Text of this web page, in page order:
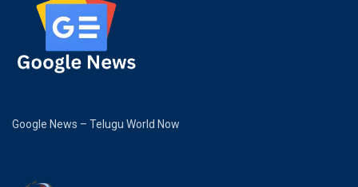
Google News – Telugu World Now